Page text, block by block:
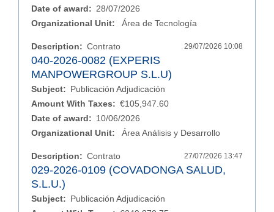
Date of award: 28/07/2026
Organizational Unit:
Área de Tecnología
29/07/2026 10:08
040-2026-0082 (EXPERIS
MANPOWERGROUP S.L.U)
Description: Contrato
Subject: Publicación Adjudicación
Amount With Taxes: €105,947.60
Date of award: 10/06/2026
Organizational Unit:
Área Análisis y Desarrollo
27/07/2026 13:47
029-2026-0109 (COVADONGA SALUD,
S.L.U.)
Description: Contrato
Subject: Publicación Adjudicación